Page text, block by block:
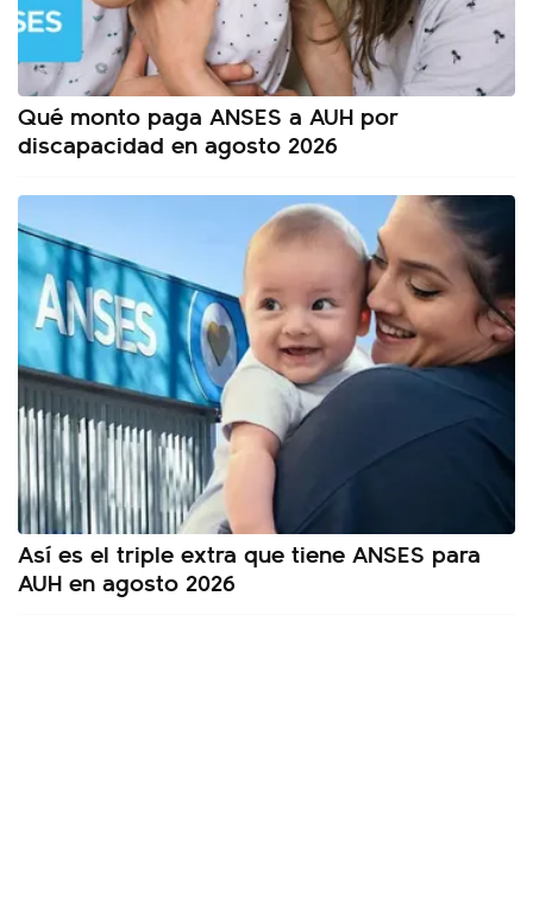
Qué monto paga ANSES a AUH por
discapacidad en agosto 2026
Así es el triple extra que tiene ANSES para
AUH en agosto 2026